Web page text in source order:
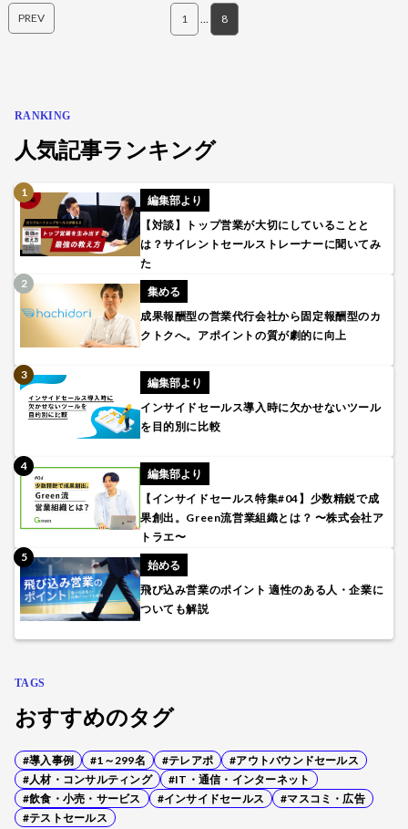
PREV 1 … 8
RANKING
人気記事ランキング
編集部より
【対談】トップ営業が大切にしていることと
は？サイレントセールストレーナーに聞いてみ
た
集める
成果報酬型の営業代行会社から固定報酬型のカ
クトクへ。アポイントの質が劇的に向上
編集部より
インサイドセールス導入時に欠かせないツール
を目的別に比較
編集部より
【インサイドセールス特集#04】少数精鋭で成
果創出。Green流営業組織とは？ 〜株式会社ア
トラエ〜
始める
飛び込み営業のポイント 適性のある人・企業に
ついても解説
TAGS
おすすめのタグ
#導入事例 #1～299名 #テレアポ
#アウトバウンドセールス
#人材・コンサルティング
#IT・通信・インターネット
#飲食・小売・サービス
#インサイドセールス
#マスコミ・広告
#テストセールス